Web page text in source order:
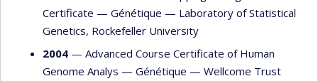
Certificate — Génétique — Laboratory of Statistical
Genetics, Rockefeller University
2004 — Advanced Course Certificate of Human
Genome Analys — Génétique — Wellcome Trust